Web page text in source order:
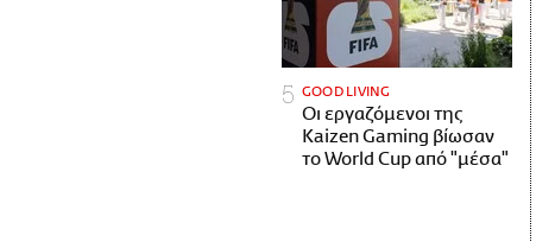
GOOD LIVING
Οι εργαζόμενοι της
Kaizen Gaming βίωσαν
το World Cup από "μέσα"